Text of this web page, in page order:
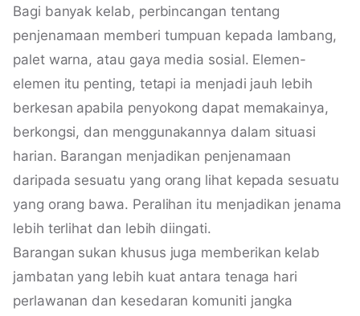
Bagi banyak kelab, perbincangan tentang
penjenamaan memberi tumpuan kepada lambang,
palet warna, atau gaya media sosial. Elemen-
elemen itu penting, tetapi ia menjadi jauh lebih
berkesan apabila penyokong dapat memakainya,
berkongsi, dan menggunakannya dalam situasi
harian. Barangan menjadikan penjenamaan
daripada sesuatu yang orang lihat kepada sesuatu
yang orang bawa. Peralihan itu menjadikan jenama
lebih terlihat dan lebih diingati.
Barangan sukan khusus juga memberikan kelab
jambatan yang lebih kuat antara tenaga hari
perlawanan dan kesedaran komuniti jangka